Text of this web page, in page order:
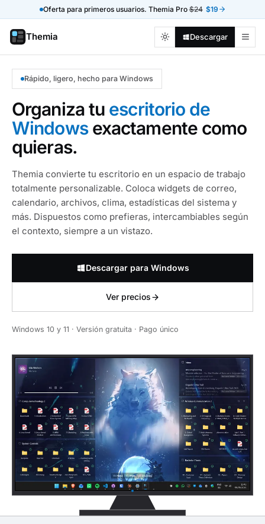
Oferta para primeros usuarios. Themia Pro$24 $19
Themia Descargar
Rápido, ligero, hecho para Windows
Organiza tu escritorio de
Windowsexactamente como
quieras.
Themia convierte tu escritorio en un espacio de trabajo
totalmente personalizable. Coloca widgets de correo,
calendario, archivos, clima, estadísticas del sistema y
más. Dispuestos como prefieras, intercambiables según
el contexto, siempre a un vistazo.
Descargar para Windows
Ver precios
Windows 10 y 11 · Versión gratuita · Pago único